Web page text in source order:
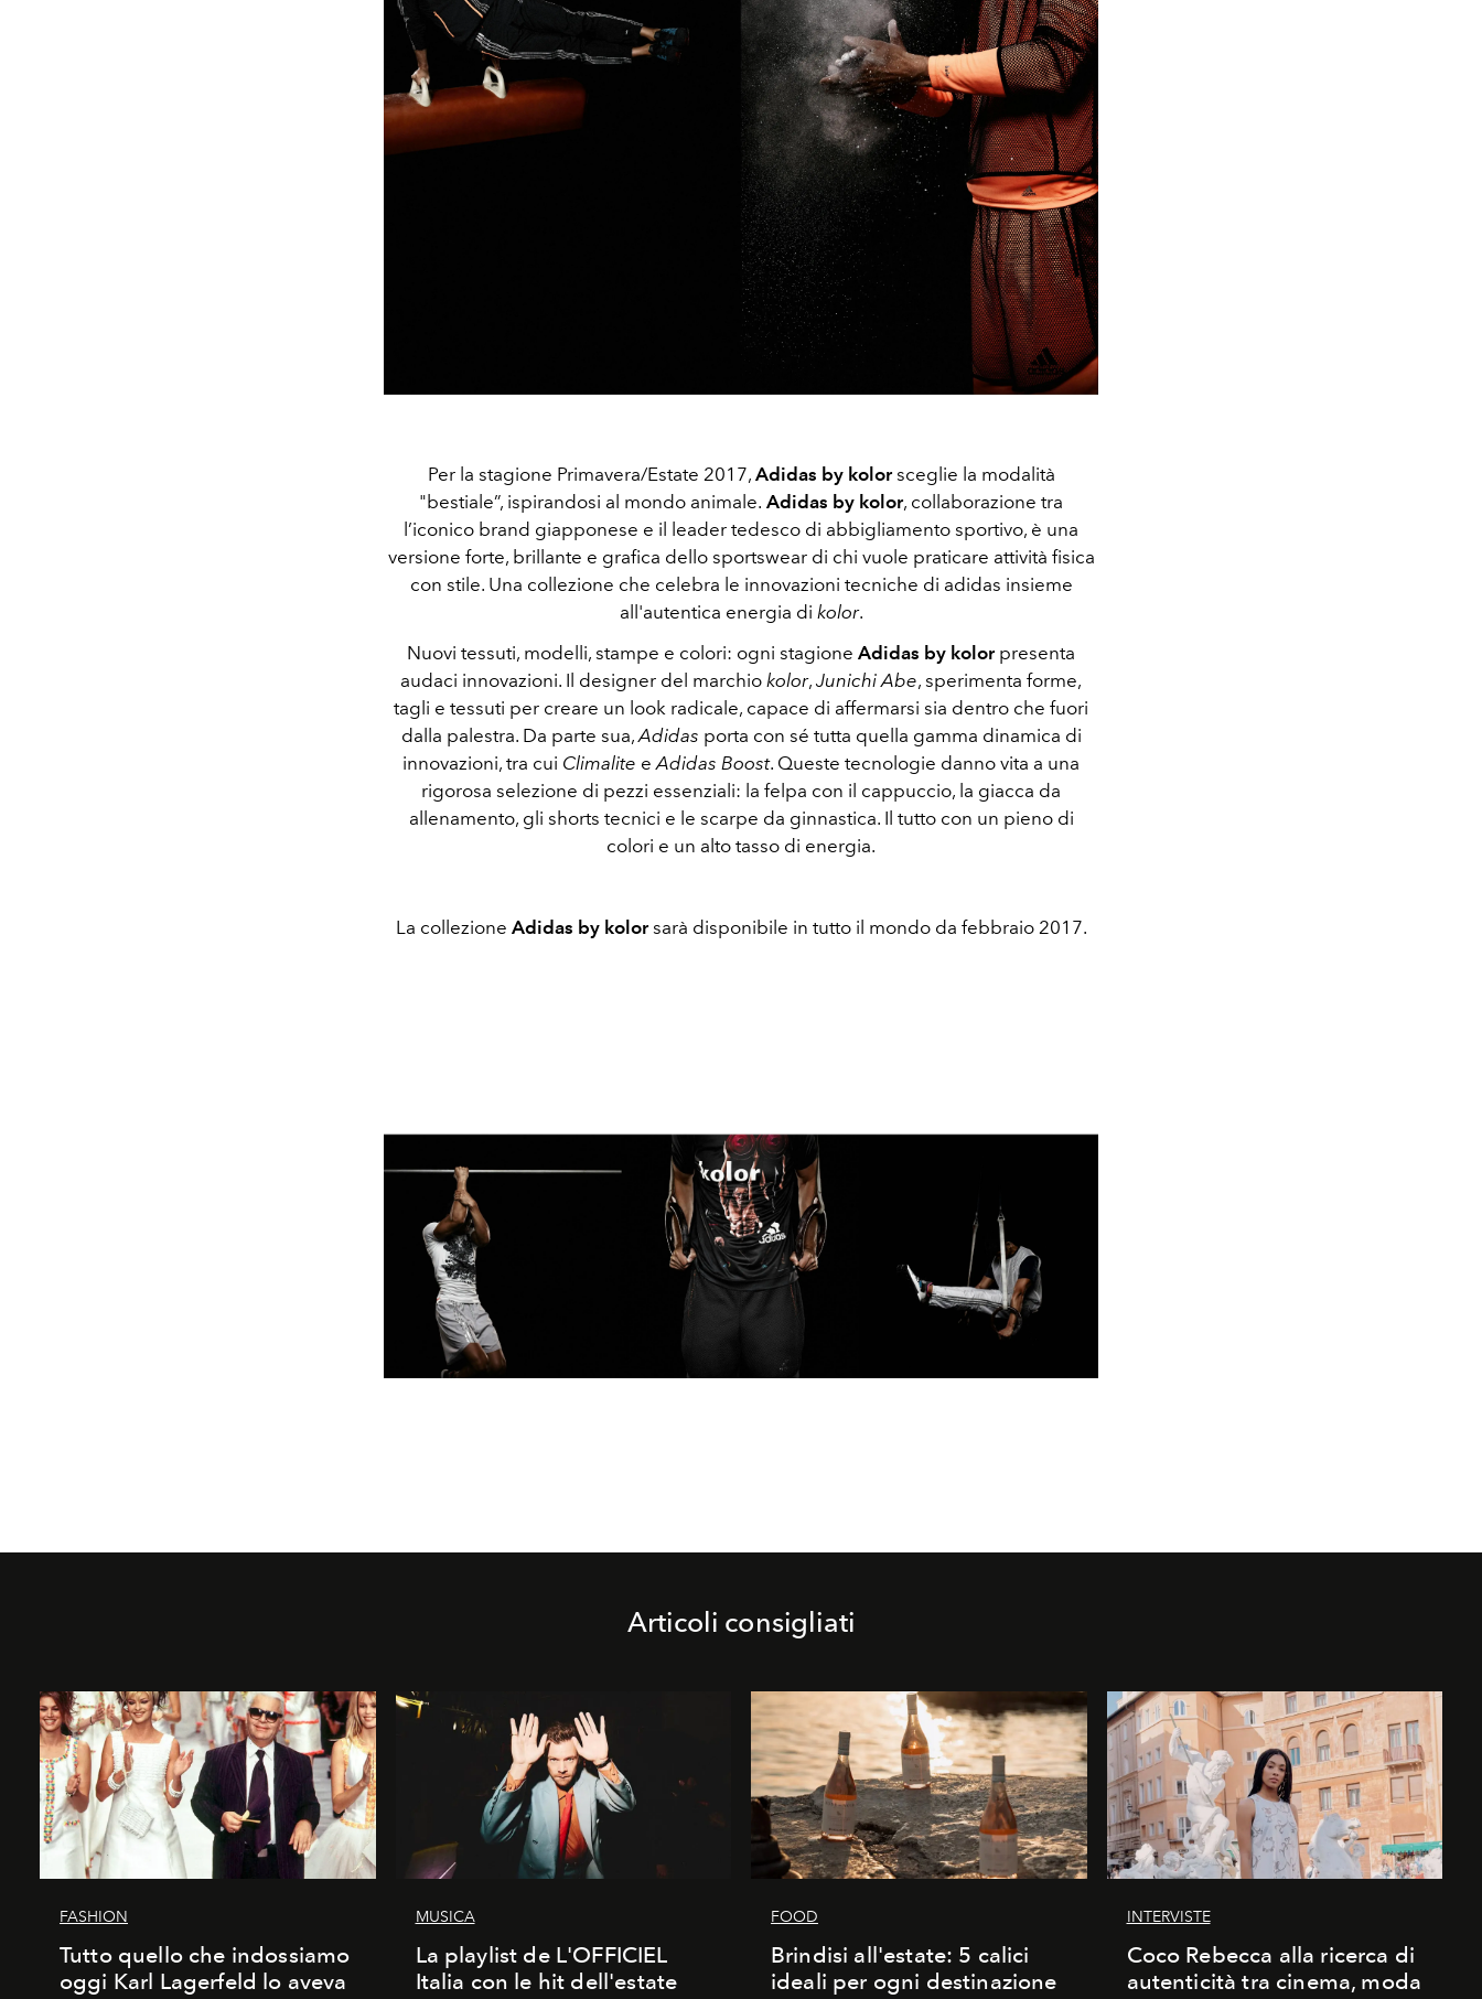
Per la stagione Primavera/Estate 2017, Adidas by kolorsceglie la modalità
"bestiale”, ispirandosi al mondo animale. Adidas by kolor, collaborazione tra
l’iconico brand giapponese e il leader tedesco di abbigliamento sportivo, è una
versione forte, brillante e grafica dello sportswear di chi vuole praticare attività fisica
con stile. Una collezione che celebra le innovazioni tecniche di adidas insieme
all'autentica energia di kolor.
Nuovi tessuti, modelli, stampe e colori: ogni stagione Adidas by kolorpresenta
audaci innovazioni. Il designer del marchio kolor, Junichi Abe, sperimenta forme,
tagli e tessuti per creare un look radicale, capace di affermarsi sia dentro che fuori
dalla palestra. Da parte sua, Adidas porta con sé tutta quella gamma dinamica di
innovazioni, tra cui Climalite e Adidas Boost. Queste tecnologie danno vita a una
rigorosa selezione di pezzi essenziali: la felpa con il cappuccio, la giacca da
allenamento, gli shorts tecnici e le scarpe da ginnastica. Il tutto con un pieno di
colori e un alto tasso di energia.
La collezione Adidas by kolorsarà disponibile in tutto il mondo da febbraio 2017.
Articoli consigliati
FASHION
Tutto quello che indossiamo
oggi Karl Lagerfeld lo aveva
MUSICA
La playlist de L'OFFICIEL
Italia con le hit dell'estate
FOOD
Brindisi all'estate: 5 calici
ideali per ogni destinazione
INTERVISTE
Coco Rebecca alla ricerca di
autenticità tra cinema, moda